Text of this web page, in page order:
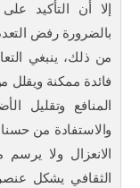
إلا أن التأكيد على
بالضرورة رفض
من ذلك، ينبغي
فائدة ممكنة ويقلل
المنافع وتقليل
والاستفادة من حسنات
الانعزال ولا يرسم
الثقافي يشكل